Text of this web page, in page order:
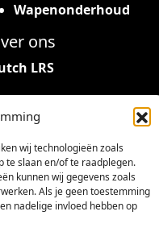
wij technologieën zoals
te slaan en/of te raadplegen.
kunnen wij gegevens zoals
Als je geen toestemming
nadelige invloed hebben op
Wapenonderhoud
ons
LRS
Hambeukerboord
bezoekadres)
45 2123953